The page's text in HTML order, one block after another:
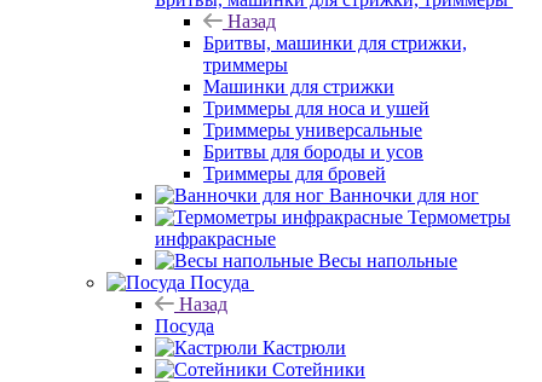
Назад
Бритвы, машинки для стрижки,
триммеры
Машинки для стрижки
Триммеры для носа и ушей
Триммеры универсальные
Бритвы для бороды и усов
Триммеры для бровей
Ванночки для ног
Термометры
инфракрасные
Весы напольные
Посуда
Назад
Посуда
Кастрюли
Сотейники